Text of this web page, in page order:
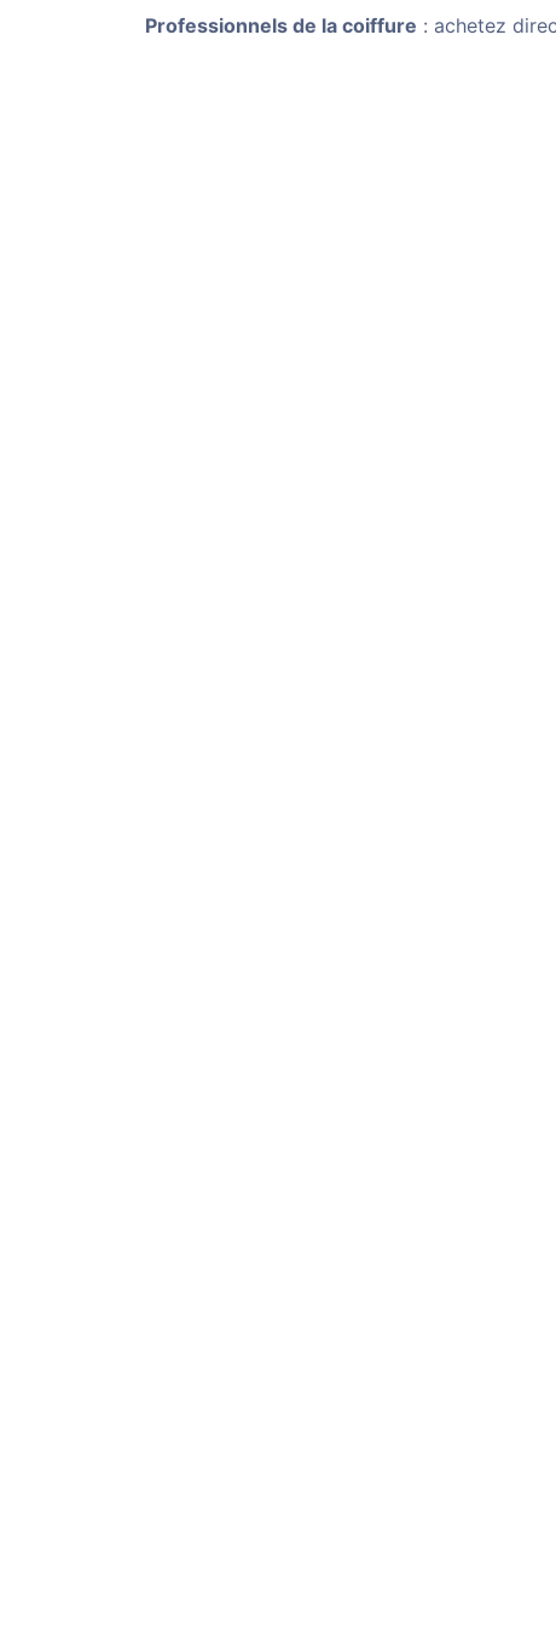
Professionnels de la coiffure : achetez